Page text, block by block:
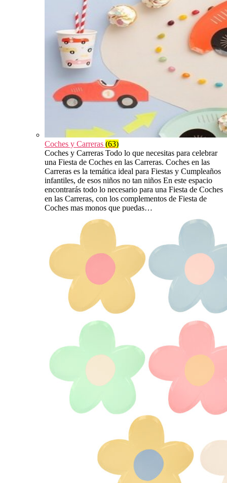
Coches y Carreras (63)
Coches y Carreras Todo lo que necesitas para celebrar
una Fiesta de Coches en las Carreras. Coches en las
Carreras es la temática ideal para Fiestas y Cumpleaños
infantiles, de esos niños no tan niños En este espacio
encontrarás todo lo necesario para una Fiesta de Coches
en las Carreras, con los complementos de Fiesta de
Coches mas monos que puedas…